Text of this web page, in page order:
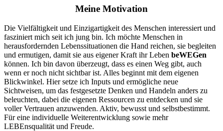
Meine Motivation
Die Vielfältigkeit und Einzigartigkeit des Menschen interessiert und
fasziniert mich seit ich jung bin. Ich möchte Menschen in
herausfordernden Lebenssituationen die Hand reichen, sie begleiten
und ermutigen, damit sie aus eigener Kraft ihr Leben beWEGen
können. Ich bin davon überzeugt, dass es einen Weg gibt, auch
wenn er noch nicht sichtbar ist. Alles beginnt mit dem eigenen
Blickwinkel. Hier setze ich Inputs und ermögliche neue
Sichtweisen, um das festgesetzte Denken und Handeln anders zu
beleuchten, dabei die eigenen Ressourcen zu entdecken und sie
voller Vertrauen anzuwenden. Aktiv, bewusst und selbstbestimmt.
Für eine individuelle Weiterentwicklung sowie mehr
LEBEnsqualität und Freude.